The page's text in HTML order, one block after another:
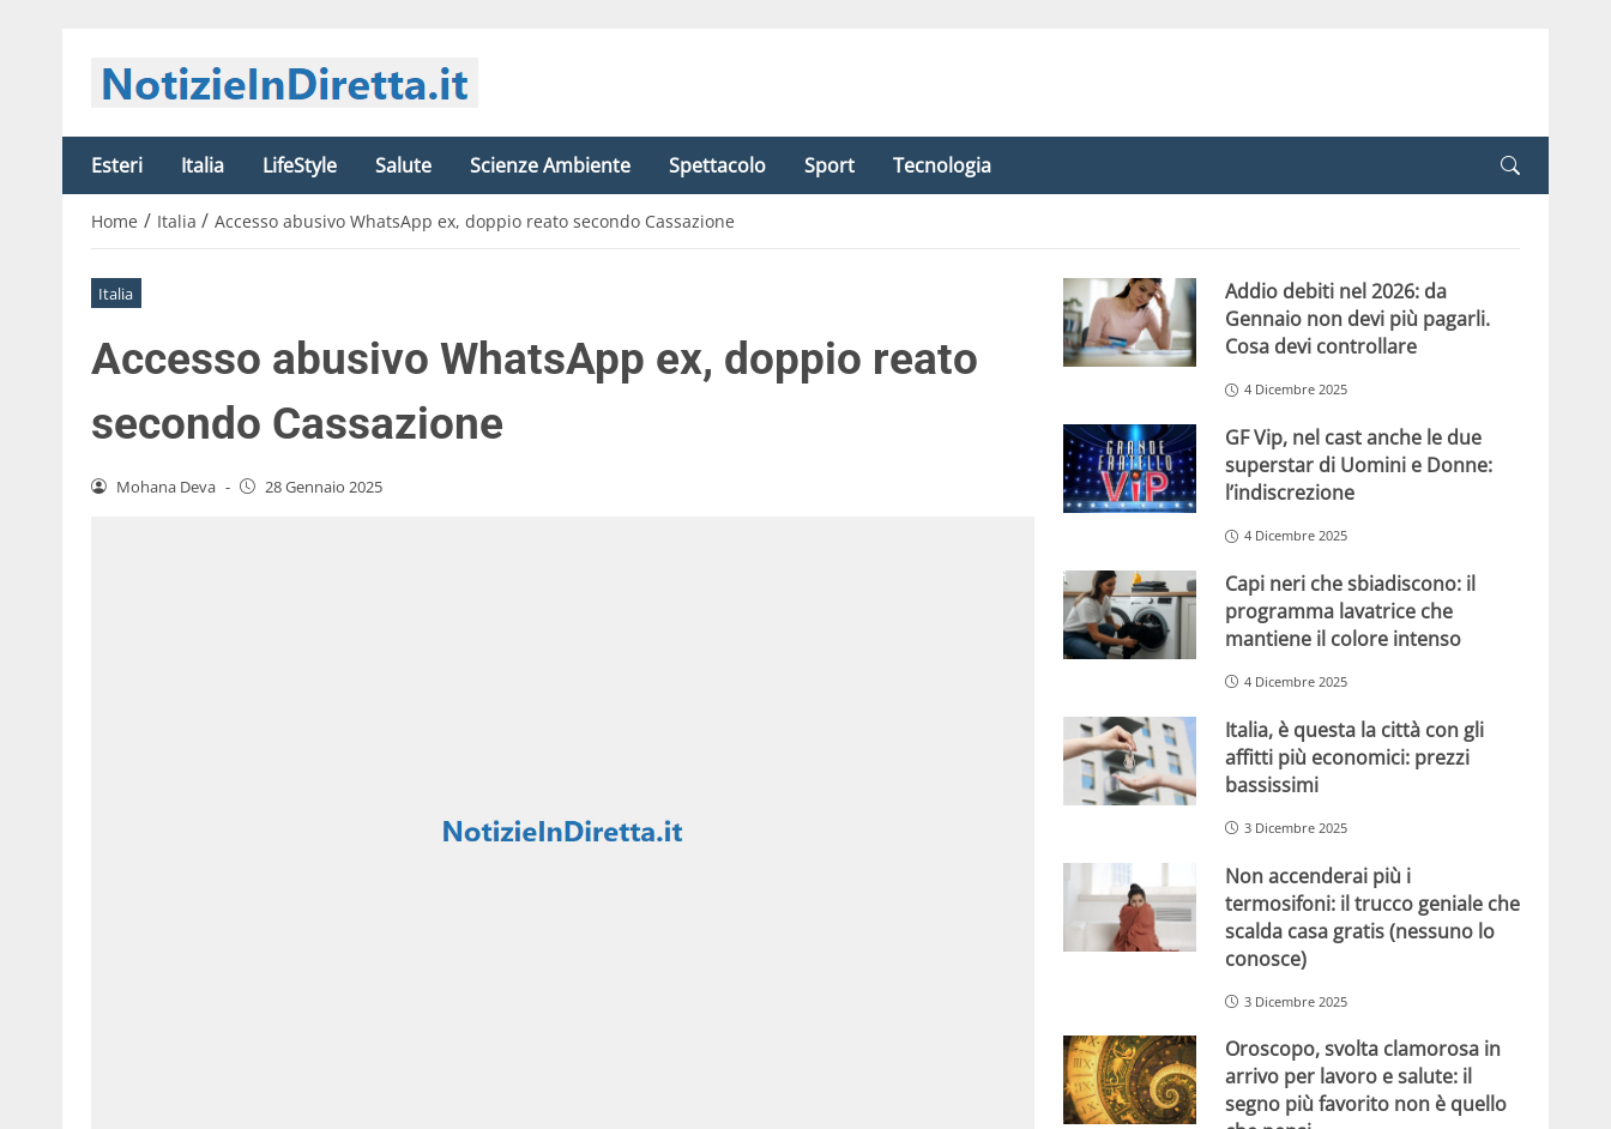
Esteri Italia LifeStyle Salute Scienze Ambiente Spettacolo Sport Tecnologia
Home / Italia / Accesso abusivo WhatsApp ex, doppio reato secondo Cassazione
Italia
Accesso abusivo WhatsApp ex, doppio reato
secondo Cassazione
Mohana Deva - 28 Gennaio 2025
Addio debiti nel 2026: da
Gennaio non devi più pagarli.
Cosa devi controllare
4 Dicembre 2025
GF Vip, nel cast anche le due
superstar di Uomini e Donne:
l’indiscrezione
4 Dicembre 2025
Capi neri che sbiadiscono: il
programma lavatrice che
mantiene il colore intenso
4 Dicembre 2025
Italia, è questa la città con gli
affitti più economici: prezzi
bassissimi
3 Dicembre 2025
Non accenderai più i
termosifoni: il trucco geniale che
scalda casa gratis (nessuno lo
conosce)
3 Dicembre 2025
Oroscopo, svolta clamorosa in
arrivo per lavoro e salute: il
segno più favorito non è quello